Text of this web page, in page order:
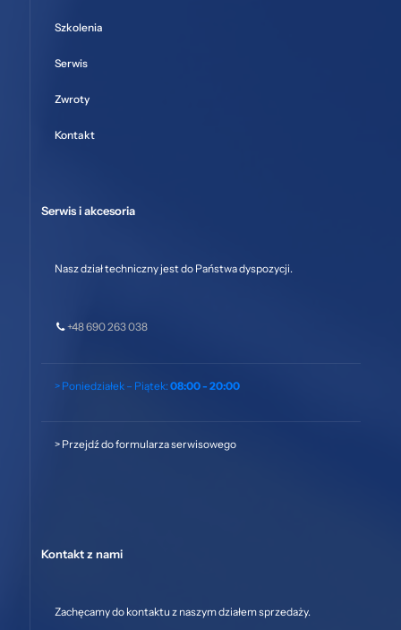
Szkolenia
Serwis
Zwroty
Kontakt
Serwis i akcesoria
Nasz dział techniczny jest do Państwa dyspozycji.
+48 690 263 038
> Poniedziałek – Piątek: 08:00 - 20:00
> Przejdź do formularza serwisowego
Kontakt z nami
Zachęcamy do kontaktu z naszym działem sprzedaży.